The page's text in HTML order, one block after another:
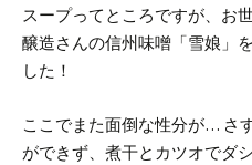
スープってところですが、お
醸造さんの信州味噌「雪娘」
した！
ここでまた面倒な性分が… さ
ができず、煮干とカツオでダ